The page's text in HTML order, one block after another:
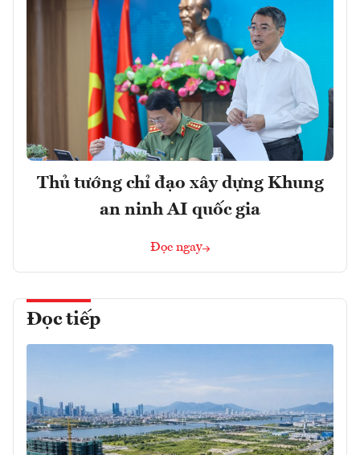
Thủ tướng chỉ đạo xây dựng Khung
an ninh AI quốc gia
Đọc ngay
Đọc tiếp